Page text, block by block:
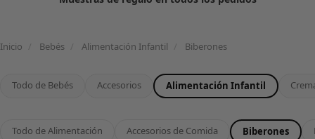
Inicio Bebés Alimentación Infantil Biberones
Todo de Bebés Accesorios Alimentación Infantil
Todo de Alimentación Accesorios de Comida Biberones